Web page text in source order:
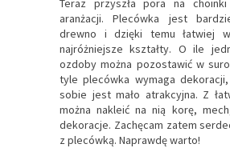
Teraz przyszła pora na
aranżacji. Plecówka jest
drewno i dzięki temu łatwiej
najróżniejsze kształty. O ile
ozdoby można pozostawić w
tyle plecówka wymaga
sobie jest mało atrakcyjna. Z
można nakleić na nią korę,
dekoracje. Zachęcam zatem
z plecówką. Naprawdę warto!